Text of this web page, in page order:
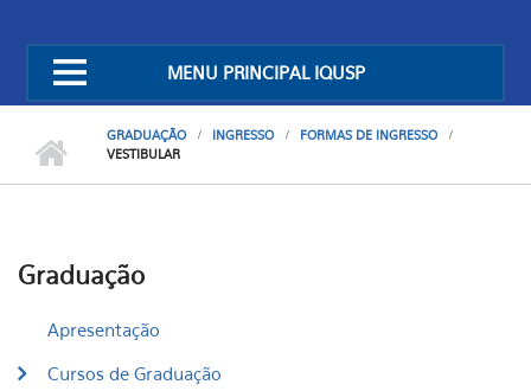
MENU PRINCIPAL IQUSP
GRADUAÇÃO INGRESSO
FORMAS DE INGRESSO
VESTIBULAR
Graduação
Apresentação
Cursos de Graduação